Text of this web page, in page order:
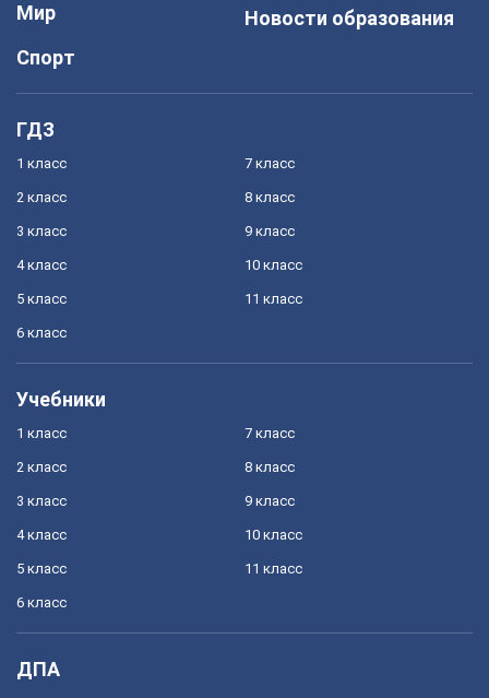
Мир
Спорт
Новости образования
ГДЗ
1 класс
2 класс
3 класс
4 класс
5 класс
6 класс
7 класс
8 класс
9 класс
10 класс
11 класс
Учебники
1 класс
2 класс
3 класс
4 класс
5 класс
6 класс
7 класс
8 класс
9 класс
10 класс
11 класс
ДПА